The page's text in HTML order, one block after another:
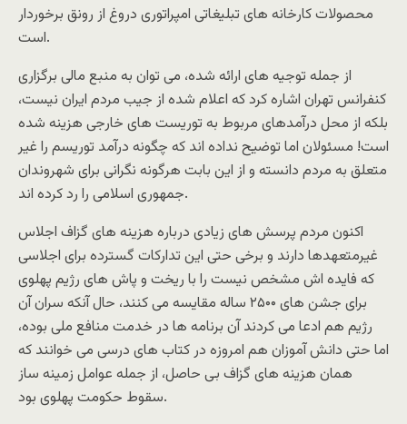
محصولات کارخانه های تبلیغاتی امپراتوری دروغ از رونق برخوردار
است.
از جمله توجیه های ارائه شده، می توان به منبع مالی برگزاری
کنفرانس تهران اشاره کرد که اعلام شده از جیب مردم ایران نیست،
بلکه از محل درآمدهای مربوط به توریست های خارجی هزینه شده
است! مسئولان اما توضیح نداده اند که چگونه درآمد توریسم را غیر
متعلق به مردم دانسته و از این بابت هرگونه نگرانی برای شهروندان
جمهوری اسلامی را رد کرده اند.
اکنون مردم پرسش های زیادی درباره هزینه های گزاف اجلاس
غیرمتعهدها دارند و برخی حتی این تدارکات گسترده برای اجلاسی
که فایده اش مشخص نیست را با ریخت و پاش های رژیم پهلوی
برای جشن های ۲۵۰۰ ساله مقایسه می کنند، حال آنکه سران آن
رژیم هم ادعا می کردند آن برنامه ها در خدمت منافع ملی بوده،
اما حتی دانش آموزان هم امروزه در کتاب های درسی می خوانند که
همان هزینه های گزاف بی حاصل، از جمله عوامل زمینه ساز
سقوط حکومت پهلوی بود.